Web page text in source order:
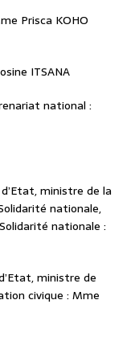
Prisca KOHO
ITSANA
national :
ministre de la
nationale,
nationale :
ministre de
civique : Mme